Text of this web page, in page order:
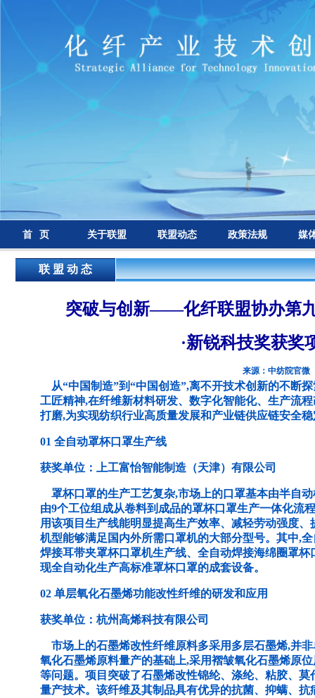
首 页 关于联盟 联盟动态 政策法规 媒
联 盟 动 态
突破与创新——化纤联盟协办第
·新锐科技奖获奖
来源：中纺院官微
从“中国制造”到“中国创造”,离不开技术创新的不断
工匠精神,在纤维新材料研发、数字化智能化、生产流
打磨,为实现纺织行业高质量发展和产业链供应链安全
01 全自动罩杯口罩生产线
获奖单位：上工富怡智能制造（天津）有限公司
罩杯口罩的生产工艺复杂,市场上的口罩基本由半自
由9个工位组成从卷料到成品的罩杯口罩生产一体化流
用该项目生产线能明显提高生产效率、减轻劳动强度
机型能够满足国内外所需口罩机的大部分型号。其中,
焊接耳带夹罩杯口罩机生产线、全自动焊接海绵圈罩
现全自动化生产高标准罩杯口罩的成套设备。
02 单层氧化石墨烯功能改性纤维的研发和应用
获奖单位：杭州高烯科技有限公司
市场上的石墨烯改性纤维原料多采用多层石墨烯,并
氧化石墨烯原料量产的基础上,采用褶皱氧化石墨烯原
等问题。项目突破了石墨烯改性锦纶、涤纶、粘胶、
量产技术。该纤维及其制品具有优异的抗菌、抑螨、